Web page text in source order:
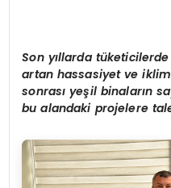
Son yıllarda
artan hassasiyet ve
sonrası yeşil binaların
bu alandaki projelere